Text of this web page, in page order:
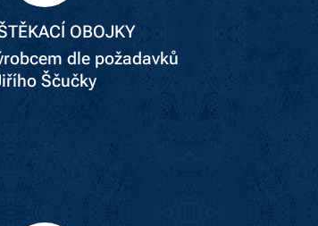
OBOJKY
dle požadavků
Ščučky